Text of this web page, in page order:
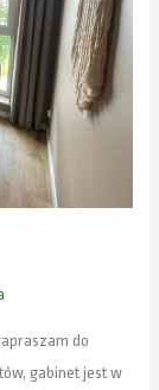
do
gabinet jest w